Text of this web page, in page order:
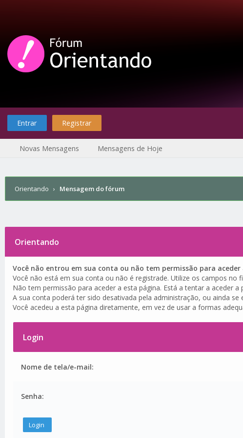
Entrar Registrar
Novas Mensagens Mensagens de Hoje
Orientando › Mensagem do fórum
Orientando
Você não entrou em sua conta ou não tem permissão para
Você não está em sua conta ou não é registrade. Utilize os campos no
Não tem permissão para aceder a esta página. Está a tentar a aceder
A sua conta poderá ter sido desativada pela administração, ou ainda se
Você acedeu a esta página diretamente, em vez de usar a formas
Login
Nome de tela/e-mail:
Senha: